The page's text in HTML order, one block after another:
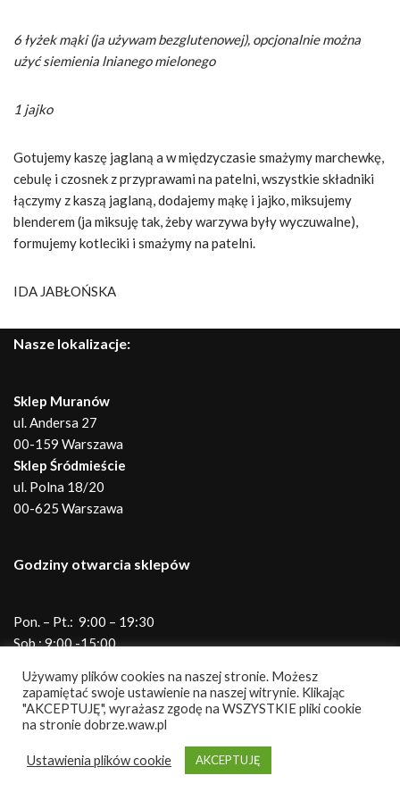
6 łyżek mąki (ja używam bezglutenowej), opcjonalnie można
użyć siemienia lnianego mielonego
1 jajko
Gotujemy kaszę jaglaną a w międzyczasie smażymy marchewkę,
cebulę i czosnek z przyprawami na patelni, wszystkie składniki
łączymy z kaszą jaglaną, dodajemy mąkę i jajko, miksujemy
blenderem (ja miksuję tak, żeby warzywa były wyczuwalne),
formujemy kotleciki i smażymy na patelni.
IDA JABŁOŃSKA
Nasze lokalizacje:
Sklep Muranów
ul. Andersa 27
00-159 Warszawa
Sklep Śródmieście
ul. Polna 18/20
00-625 Warszawa
Godziny otwarcia sklepów
Pon. – Pt.: 9:00 – 19:30
Sob.: 9:00 -15:00
Telefony do sklepów
Andersa
786 867 610
Używamy plików cookies na naszej stronie. Możesz
zapamiętać swoje ustawienie na naszej witrynie. Klikając
"AKCEPTUJĘ", wyrażasz zgodę na WSZYSTKIE pliki cookie
na stronie dobrze.waw.pl
Ustawienia plików cookie AKCEPTUJĘ